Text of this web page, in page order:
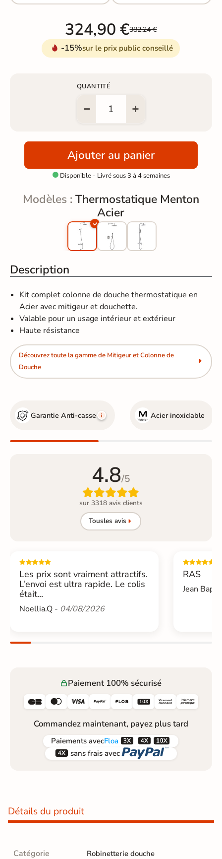
324,90 €382,24 €
-15%sur le prix public conseillé
QUANTITÉ
Ajouter au panier
Disponible - Livré sous 3 à 4 semaines
Modèles : Thermostatique Menton
Acier
Description
Kit complet colonne de douche thermostatique en
Acier avec mitigeur et douchette.
Valable pour un usage intérieur et extérieur
Haute résistance
Découvrez toute la gamme de Mitigeur et Colonne de
Douche
Garantie Anti-casse Acier inoxidable
4.8/5

sur 3318 avis clients
Tousles avis
Les prix sont vraiment attractifs.
L’envoi est ultra rapide. Le colis
était...
Noellia.Q - 04/08/2026
RAS
Jean
Paiement 100% sécurisé
     
Commandez maintenant, payez plus tard
Paiements avecFloa  
 sans frais avec 
Détails du produit
Catégorie Robinetterie douche